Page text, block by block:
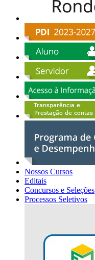
Nossos Cursos
Editais
Concursos e Seleções
Processos Seletivos